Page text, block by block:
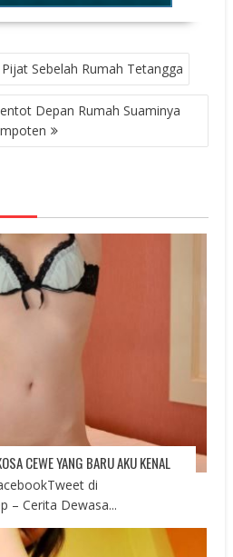
Sebelah Rumah Tetangga
Depan Rumah Suaminya
CEWE YANG BARU AKU KENAL
di
– Cerita Dewasa...